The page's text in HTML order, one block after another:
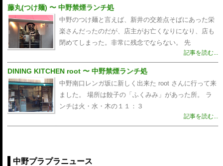
藤丸(つけ麺) 〜 中野禁煙ランチ処
中野のつけ麺と言えば、新井の交差点そばにあった栄
楽さんだったのだが、店主がお亡くなりになり、店も
閉めてしまった。非常に残念でならない。 先
記事を読む...
DINING KITCHEN root 〜 中野禁煙ランチ処
中野南口レンガ坂に新しく出来た root さんに行って来
ました。 場所は餃子の「ふくみみ」があった所。 ラ
ンチは火・水・木の１１：３
記事を読む...
中野プラプラニュース